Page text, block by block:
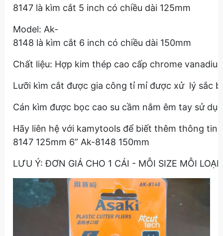
8147 là kìm cắt 5 inch có chiều dài 125mm
Model: Ak-
8148 là kìm cắt 6 inch có chiều dài 150mm
Chất liệu: Hợp kim thép cao cấp chrome
Lưỡi kìm cắt được gia công tỉ mỉ được xử lý sắc
Cán kìm được bọc cao su cầm nắm êm tay sử
Hãy liên hệ với kamytools để biết thêm thông tin
8147 125mm 6” Ak-8148 150mm
LƯU Ý: ĐƠN GIÁ CHO 1 CÁI - MỖI SIZE MỖI